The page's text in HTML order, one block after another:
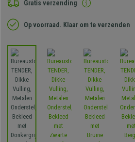
Gratis verzending
Op voorraad. Klaar om te verzenden